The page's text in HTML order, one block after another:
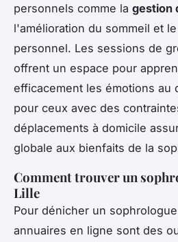
personnels comme la gestion
l'amélioration du sommeil et
personnel. Les sessions de
offrent un espace pour
efficacement les émotions au
pour ceux avec des
déplacements à domicile
globale aux bienfaits de la
Comment trouver un
Lille
Pour dénicher un
annuaires en ligne sont des